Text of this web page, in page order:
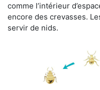
comme l’intérieur
encore des crevasses.
servir de nids.